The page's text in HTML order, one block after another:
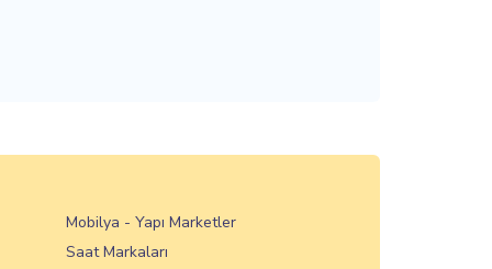
Mobilya - Yapı Marketler
Saat Markaları